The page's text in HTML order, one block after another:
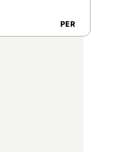
PER